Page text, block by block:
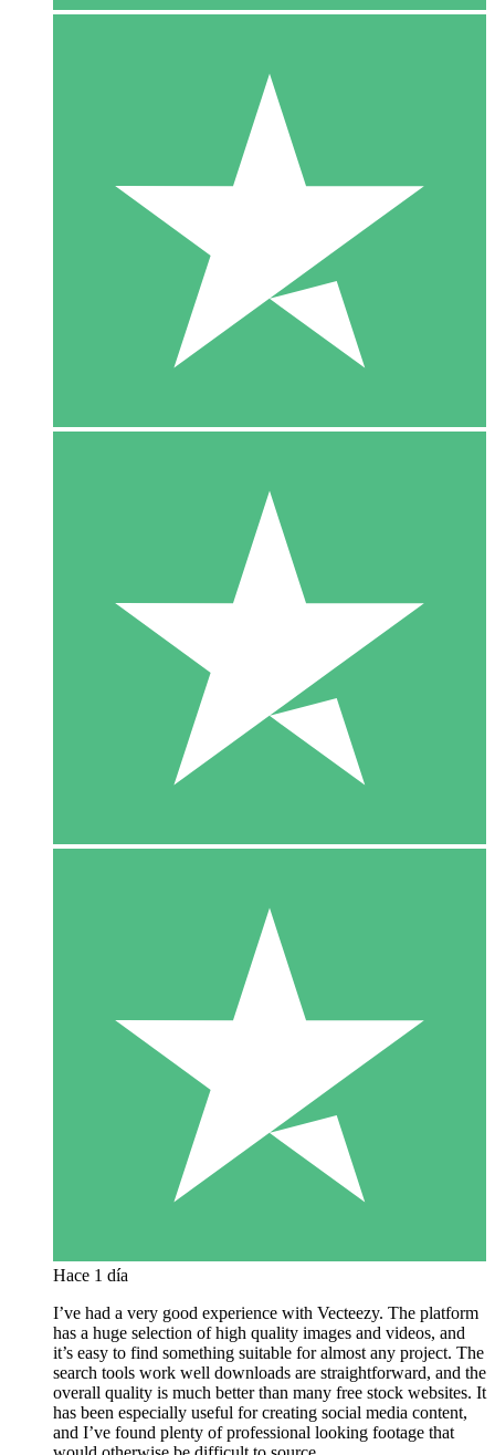
Hace 1 día
I’ve had a very good experience with Vecteezy. The platform
has a huge selection of high quality images and videos, and
it’s easy to find something suitable for almost any project. The
search tools work well downloads are straightforward, and the
overall quality is much better than many free stock websites. It
has been especially useful for creating social media content,
and I’ve found plenty of professional looking footage that